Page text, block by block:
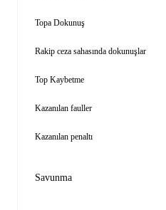
Topa Dokunuş
Rakip ceza sahasında dokunuşlar
Top Kaybetme
Kazanılan fauller
Kazanılan penaltı
Savunma